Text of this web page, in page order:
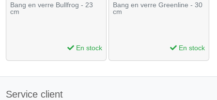
Bang en verre Bullfrog - 23
cm
En stock
Bang en verre Greenline - 30
cm
En stock
Service client